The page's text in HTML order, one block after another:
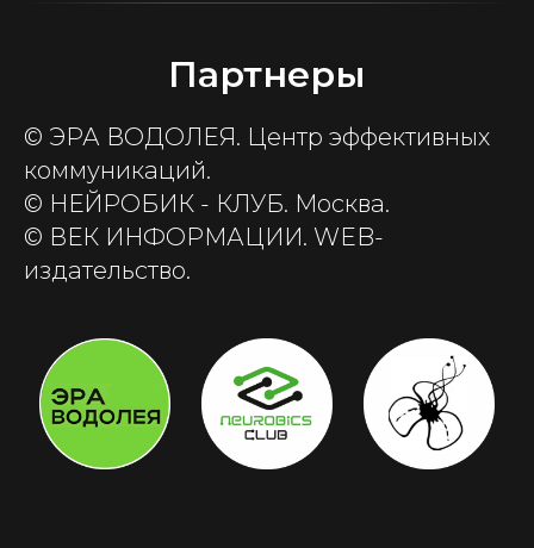
Партнеры
© ЭРА ВОДОЛЕЯ. Центр эффективных
коммуникаций.
© НЕЙРОБИК - КЛУБ. Москва.
© ВЕК ИНФОРМАЦИИ. WEB-
издательство.